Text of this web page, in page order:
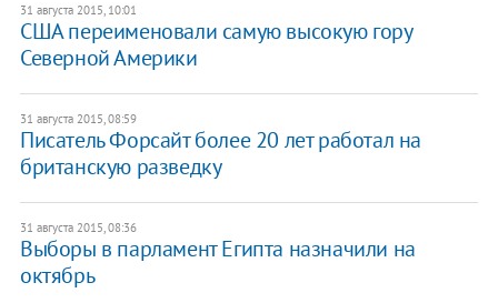
31 августа 2015, 10:01
США переименовали самую высокую гору
Северной Америки
31 августа 2015, 08:59
Писатель Форсайт более 20 лет работал на
британскую разведку
31 августа 2015, 08:36
Выборы в парламент Египта назначили на
октябрь